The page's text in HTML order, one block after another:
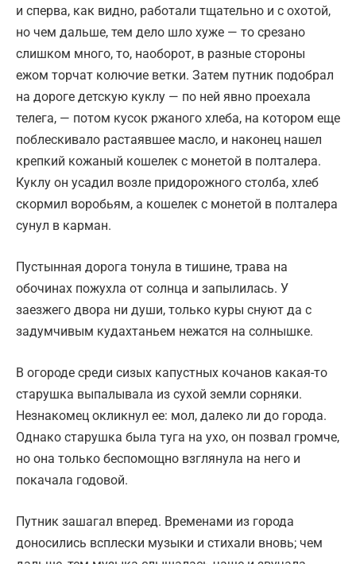
и сперва, как видно, работали тщательно и с охотой,
но чем дальше, тем дело шло хуже — то срезано
слишком много, то, наоборот, в разные стороны
ежом торчат колючие ветки. Затем путник подобрал
на дороге детскую куклу — по ней явно проехала
телега, — потом кусок ржаного хлеба, на котором еще
поблескивало растаявшее масло, и наконец нашел
крепкий кожаный кошелек с монетой в полталера.
Куклу он усадил возле придорожного столба, хлеб
скормил воробьям, а кошелек с монетой в полталера
сунул в карман.
Пустынная дорога тонула в тишине, трава на
обочинах пожухла от солнца и запылилась. У
заезжего двора ни души, только куры снуют да с
задумчивым кудахтаньем нежатся на солнышке.
В огороде среди сизых капустных кочанов какая-то
старушка выпалывала из сухой земли сорняки.
Незнакомец окликнул ее: мол, далеко ли до города.
Однако старушка была туга на ухо, он позвал громче,
но она только беспомощно взглянула на него и
покачала годовой.
Путник зашагал вперед. Временами из города
доносились всплески музыки и стихали вновь; чем